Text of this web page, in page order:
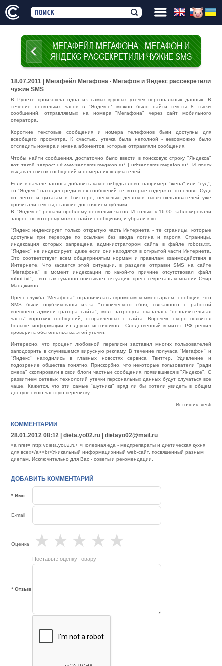
МЕГАФЕЙЛ МЕГАФОНА - МЕГАФОН И
ЯНДЕКС РАССЕКРЕТИЛИ ЧУЖИЕ SMS
18.07.2011 | Мегафейл Мегафона - Мегафон и Яндекс рассекретили
чужие SMS
В Рунете произошла одна из самых крупных утечек персональных данных. В
течение нескольких часов в "Яндексе" можно было найти тексты 8 тысяч
сообщений, отправляемых на номера "Мегафона" через сайт мобильного
оператора.
Короткие текстовые сообщения и номера телефонов были доступны для
всеобщего просмотра. К счастью, утечка была неполной - невозможно было
отследить номера и имена абонентов, которые отправляли сообщения.
Чтобы найти сообщения, достаточно было ввести в поисковую строку "Яндекса"
вот такой запрос: url:www.sendsms.megafon.ru* | url:sendsms.megafon.ru*. И поиск
выдавал список сообщений и номера их получателей.
Если в начале запроса добавить какое-нибудь слово, например, "жена" или "суд",
то "Яндекс" находил среди всех сообщений те, которые содержат это слово. Судя
по ленте и цитатам в Твиттере, несколько десятков тысяч пользователей уже
прочитали тексты, ставшие достоянием публики.
В "Яндексе" решали проблему несколько часов. И только к 16:00 заблокировали
запрос, по которому можно найти сообщения, и убрали кэш.
"Яндекс индексирует только открытую часть Интернета - те страницы, которые
доступны при переходе по ссылкам без ввода логина и пароля. Страницы,
индексация которых запрещена администратором сайта в файле robots.txt,
"Яндекс" не индексирует, даже если они находятся в открытой части Интернета.
Это соответствует всем общепринятым нормам и правилам взаимодействия в
Интернете. Что касается этой ситуации, в разделе отправки SMS на сайте
"Мегафона" в момент индексации по какой-то причине отсутствовал файл
robot.txt", - вот так туманно описывает ситуацию пресс-секретарь компании Очир
Манджиков.
Пресс-служба “Мегафона" ограничилась скромным комментарием, сообщив, что
SMS были опубликованы из-за "технического сбоя, связанного с работой
внешнего администратора сайта", мол, затронута оказалась "незначительная
часть" коротких сообщений, отправленных с сайта. Впрочем, скоро появится
больше информации из других источников - Следственный комитет РФ решил
проверить обстоятельства этой утечки.
Интересно, что процент любовной переписки заставил многих пользователей
заподозрить в случившемся вирусную рекламу. В течение получаса "Мегафон" и
"Яндекс" находились в главных новостях сервиса Твиттер. Удивление и
подозрение общества понятно. Прискорбно, что некоторые пользователи "ради
смеха" скопировали в свои блоги частные сообщения, появившиеся в "Яндексе". С
развитием сетевых технологий утечки персональных данных будут случаться все
чаще. Кажется, что эти самые "шутники" вряд ли бы хотели увидеть в общем
доступе свою частную переписку.
Источник: vesti
КОММЕНТАРИИ
28.01.2012 08:12 | dieta.yo02.ru |dietayo02@mail.ru
<a href="http://dieta.yo02.ru/">Полезная еда - медпрепараты и диетическая кухня
для всех</a><br>Уникальный информационный web-сайт, посвященный разным
диетам. Исключительно для Вас - советы и рекомендации.
ДОБАВИТЬ КОММЕНТАРИЙ
* Имя
E-mail
Оценка ★
★
★
★
★
Поставьте оценку товару
* Отзыв